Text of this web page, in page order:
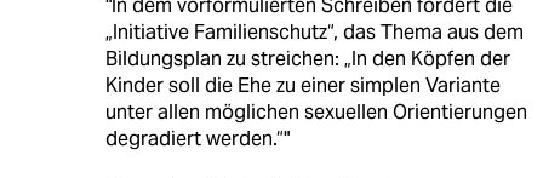
"In dem vorformulierten Schreiben fordert die
„Initiative Familienschutz“, das Thema aus dem
Bildungsplan zu streichen: „In den Köpfen der
Kinder soll die Ehe zu einer simplen Variante
unter allen möglichen sexuellen Orientierungen
degradiert werden.“"